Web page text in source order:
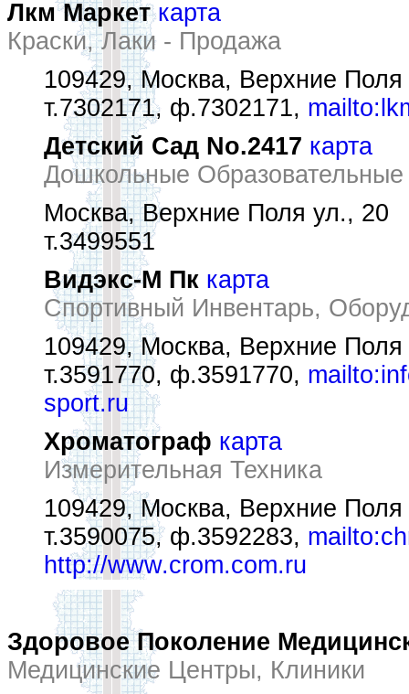
Лкм Маркет карта
Краски, Лаки - Продажа
109429, Москва, Верхние
т.7302171, ф.7302171,
Детский Сад No.2417 карта
Дошкольные
Москва, Верхние Поля ул., 20
т.3499551
Видэкс-М Пк карта
Спортивный Инвентарь,
109429, Москва, Верхние Поля
т.3591770, ф.3591770,
sport.ru
Хроматограф карта
Измерительная Техника
109429, Москва, Верхние Поля
т.3590075, ф.3592283,
http://www.crom.com.ru
Здоровое Поколение
Медицинские Центры, Клиники